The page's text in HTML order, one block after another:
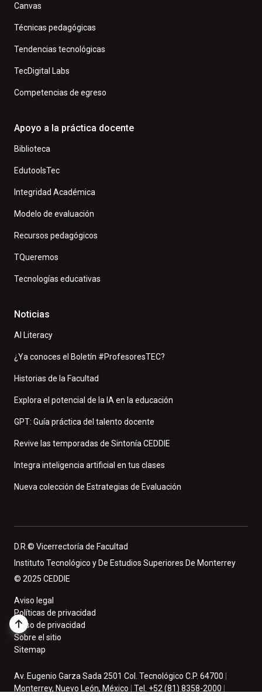
Canvas
Técnicas pedagógicas
Tendencias tecnológicas
TecDigital Labs
Competencias de egreso
Apoyo a la práctica docente
Biblioteca
EdutoolsTec
Integridad Académica
Modelo de evaluación
Recursos pedagógicos
TQueremos
Tecnologías educativas
Noticias
AI Literacy
¿Ya conoces el Boletín #ProfesoresTEC?
Historias de la Facultad
Explora el potencial de la IA en la educación
GPT: Guía práctica del talento docente
Revive las temporadas de Sintonía CEDDIE
Integra inteligencia artificial en tus clases
Nueva colección de Estrategias de Evaluación
D.R.© Vicerrectoría de Facultad
Instituto Tecnológico y De Estudios Superiores De Monterrey
© 2025 CEDDIE
Aviso legal
Políticas de privacidad
Aviso de privacidad
Sobre el sitio
Sitemap
Av. Eugenio Garza Sada 2501 Col. Tecnológico C.P. 64700
Monterrey, Nuevo León, México
Tel. +52 (81) 8358-2000